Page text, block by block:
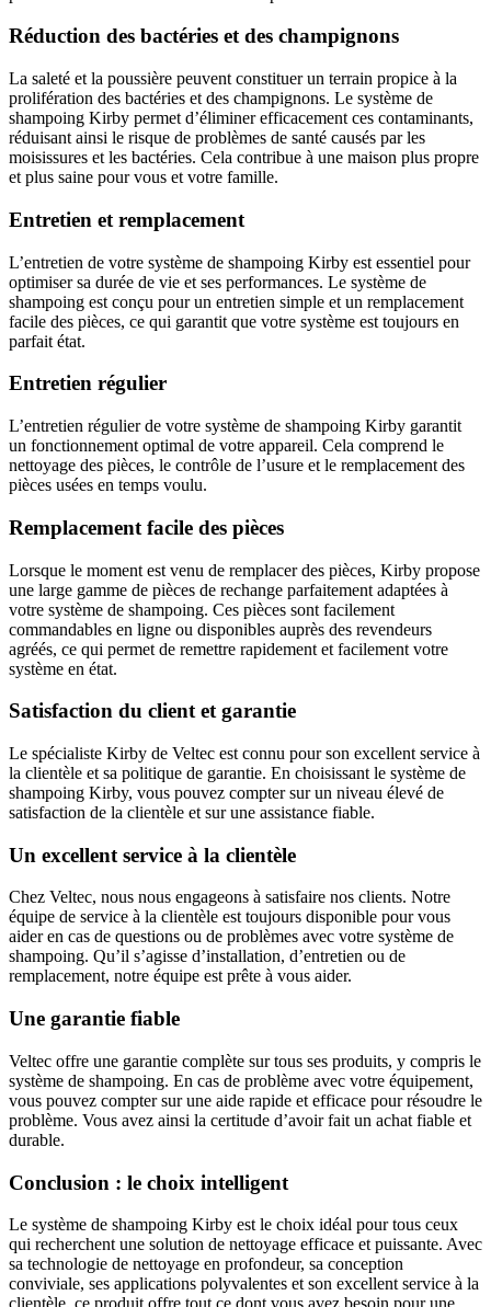
Réduction des bactéries et des champignons
La saleté et la poussière peuvent constituer un terrain propice à la
prolifération des bactéries et des champignons. Le système de
shampoing Kirby permet d’éliminer efficacement ces contaminants,
réduisant ainsi le risque de problèmes de santé causés par les
moisissures et les bactéries. Cela contribue à une maison plus propre
et plus saine pour vous et votre famille.
Entretien et remplacement
L’entretien de votre système de shampoing Kirby est essentiel pour
optimiser sa durée de vie et ses performances. Le système de
shampoing est conçu pour un entretien simple et un remplacement
facile des pièces, ce qui garantit que votre système est toujours en
parfait état.
Entretien régulier
L’entretien régulier de votre système de shampoing Kirby garantit
un fonctionnement optimal de votre appareil. Cela comprend le
nettoyage des pièces, le contrôle de l’usure et le remplacement des
pièces usées en temps voulu.
Remplacement facile des pièces
Lorsque le moment est venu de remplacer des pièces, Kirby propose
une large gamme de pièces de rechange parfaitement adaptées à
votre système de shampoing. Ces pièces sont facilement
commandables en ligne ou disponibles auprès des revendeurs
agréés, ce qui permet de remettre rapidement et facilement votre
système en état.
Satisfaction du client et garantie
Le spécialiste Kirby de Veltec est connu pour son excellent service à
la clientèle et sa politique de garantie. En choisissant le système de
shampoing Kirby, vous pouvez compter sur un niveau élevé de
satisfaction de la clientèle et sur une assistance fiable.
Un excellent service à la clientèle
Chez Veltec, nous nous engageons à satisfaire nos clients. Notre
équipe de service à la clientèle est toujours disponible pour vous
aider en cas de questions ou de problèmes avec votre système de
shampoing. Qu’il s’agisse d’installation, d’entretien ou de
remplacement, notre équipe est prête à vous aider.
Une garantie fiable
Veltec offre une garantie complète sur tous ses produits, y compris le
système de shampoing. En cas de problème avec votre équipement,
vous pouvez compter sur une aide rapide et efficace pour résoudre le
problème. Vous avez ainsi la certitude d’avoir fait un achat fiable et
durable.
Conclusion : le choix intelligent
Le système de shampoing Kirby est le choix idéal pour tous ceux
qui recherchent une solution de nettoyage efficace et puissante. Avec
sa technologie de nettoyage en profondeur, sa conception
conviviale, ses applications polyvalentes et son excellent service à la